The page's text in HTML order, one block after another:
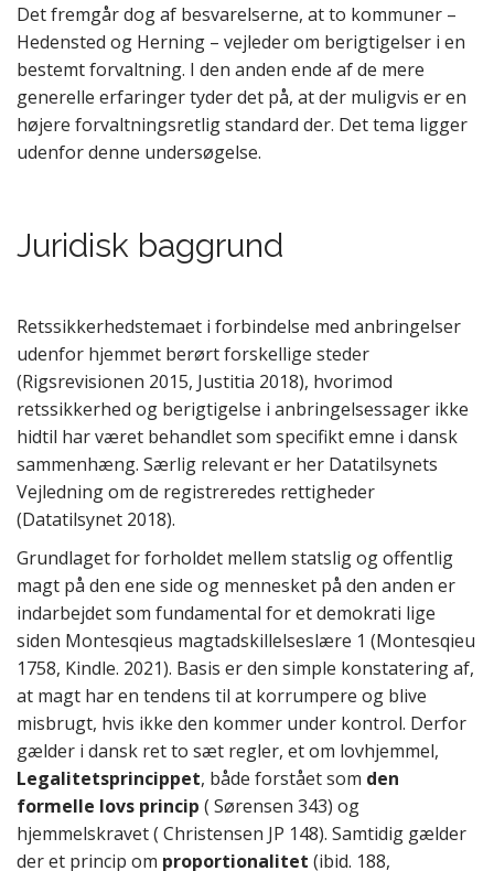
Det fremgår dog af besvarelserne, at to kommuner –
Hedensted og Herning – vejleder om berigtigelser i en
bestemt forvaltning. I den anden ende af de mere
generelle erfaringer tyder det på, at der muligvis er en
højere forvaltningsretlig standard der. Det tema ligger
udenfor denne undersøgelse.
Juridisk baggrund
Retssikkerhedstemaet i forbindelse med anbringelser
udenfor hjemmet berørt forskellige steder
(Rigsrevisionen 2015, Justitia 2018), hvorimod
retssikkerhed og berigtigelse i anbringelsessager ikke
hidtil har været behandlet som specifikt emne i dansk
sammenhæng. Særlig relevant er her Datatilsynets
Vejledning om de registreredes rettigheder
(Datatilsynet 2018).
Grundlaget for forholdet mellem statslig og offentlig
magt på den ene side og mennesket på den anden er
indarbejdet som fundamental for et demokrati lige
siden Montesqieus magtadskillelseslære 1 (Montesqieu
1758, Kindle. 2021). Basis er den simple konstatering af,
at magt har en tendens til at korrumpere og blive
misbrugt, hvis ikke den kommer under kontrol. Derfor
gælder i dansk ret to sæt regler, et om lovhjemmel,
Legalitetsprincippet, både forstået som den
formelle lovs princip ( Sørensen 343) og
hjemmelskravet ( Christensen JP 148). Samtidig gælder
der et princip om proportionalitet (ibid. 188,